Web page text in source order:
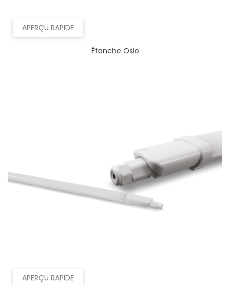
APERÇU RAPIDE
Étanche Oslo
APERÇU RAPIDE